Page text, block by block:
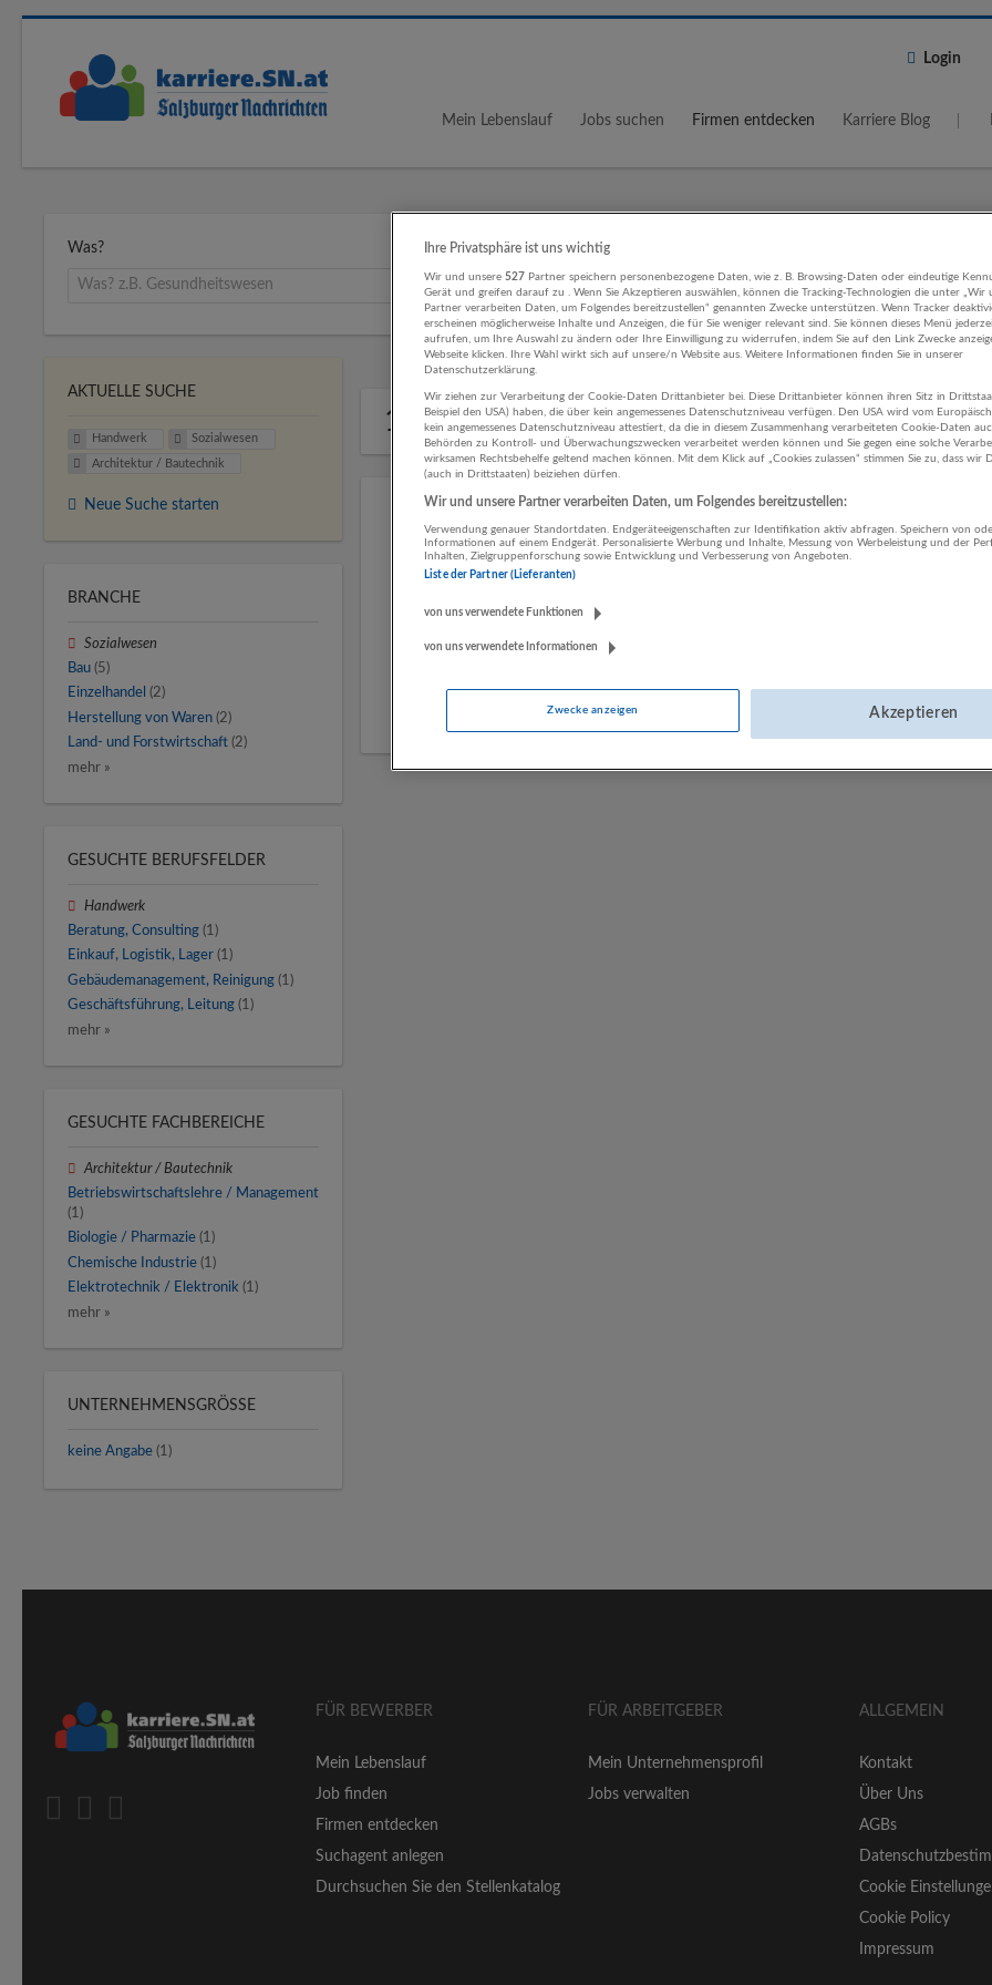
Login
Mein Lebenslauf Jobs suchen Firmen entdecken Karriere Blog
Was? Wo?
5 km
1 Handwerk Sozialwesen Unternehmen
Bergheim bei Salzburg
Bau | Beherbergung und Gastronomie | Einzelhandel |
Gesundheitswesen | Herstellung von Waren | IT-Dienstleistungen |
Kunst, Unterhaltung und Erholung | Land- und Forstwirtschaft |
Sonstige Dienstleistungen | Sozialwesen | Verkehr | Verlagswesen |
Werbung und Marktforschung
AKTUELLE SUCHE
Handwerk Sozialwesen
Architektur / Bautechnik
Neue Suche starten
BRANCHE
Sozialwesen
Bau (5)
Einzelhandel (2)
Herstellung von Waren (2)
Land- und Forstwirtschaft (2)
mehr »
GESUCHTE BERUFSFELDER
Handwerk
Beratung, Consulting (1)
Einkauf, Logistik, Lager (1)
Gebäudemanagement, Reinigung (1)
Geschäftsführung, Leitung (1)
mehr »
GESUCHTE FACHBEREICHE
Architektur / Bautechnik
Betriebswirtschaftslehre / Management
(1)
Biologie / Pharmazie (1)
Chemische Industrie (1)
Elektrotechnik / Elektronik (1)
mehr »
UNTERNEHMENSGRÖSSE
keine Angabe (1)
FÜR BEWERBER
Mein Lebenslauf
Job finden
Firmen entdecken
Suchagent anlegen
Durchsuchen Sie den Stellenkatalog
FÜR ARBEITGEBER
Mein Unternehmensprofil
Jobs verwalten
ALLGEMEIN
Kontakt
Über Uns
AGBs
Cookie
Cookie Policy
Impressum
Ihre Privatsphäre ist uns wichtig
Wir und unsere527 Partner speichern personenbezogene Daten, wie z. B. Browsing-Daten oder eindeutige
Gerät und greifen darauf zu . Wenn Sie Akzeptieren auswählen, können die Tracking-Technologien die unter „Wir
Partner verarbeiten Daten, um Folgendes bereitzustellen“ genannten Zwecke unterstützen. Wenn Tracker
erscheinen möglicherweise Inhalte und Anzeigen, die für Sie weniger relevant sind. Sie können dieses Menü
aufrufen, um Ihre Auswahl zu ändern oder Ihre Einwilligung zu widerrufen, indem Sie auf den Link Zwecke
Webseite klicken. Ihre Wahl wirkt sich auf unsere/n Website aus. Weitere Informationen finden Sie in unserer
Datenschutzerklärung.
Wir ziehen zur Verarbeitung der Cookie-Daten Drittanbieter bei. Diese Drittanbieter können ihren Sitz in
Beispiel den USA) haben, die über kein angemessenes Datenschutzniveau verfügen. Den USA wird vom
kein angemessenes Datenschutzniveau attestiert, da die in diesem Zusammenhang verarbeiteten Cookie-Daten
Behörden zu Kontroll- und Überwachungszwecken verarbeitet werden können und Sie gegen eine solche
wirksamen Rechtsbehelfe geltend machen können. Mit dem Klick auf „Cookies zulassen“ stimmen Sie zu, dass wir
(auch in Drittstaaten) beiziehen dürfen.
Wir und unsere Partner verarbeiten Daten, um Folgendes bereitzustellen:
Verwendung genauer Standortdaten. Endgeräteeigenschaften zur Identifikation aktiv abfragen. Speichern von
Informationen auf einem Endgerät. Personalisierte Werbung und Inhalte, Messung von Werbeleistung und der
Inhalten, Zielgruppenforschung sowie Entwicklung und Verbesserung von Angeboten.
Liste der Partner (Lieferanten)
von uns verwendete Funktionen
von uns verwendete Informationen
Zwecke anzeigen Akzeptieren